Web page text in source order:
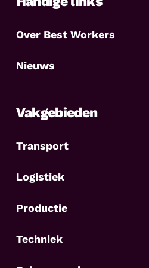
Over Best Workers
Nieuws
Vakgebieden
Transport
Logistiek
Productie
Techniek